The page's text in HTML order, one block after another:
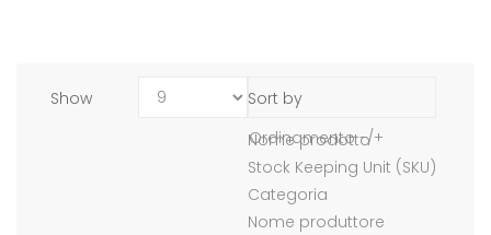
Show
Sort by
Ordinamento -/+
Nome prodotto
Stock Keeping Unit (SKU)
Categoria
Nome produttore